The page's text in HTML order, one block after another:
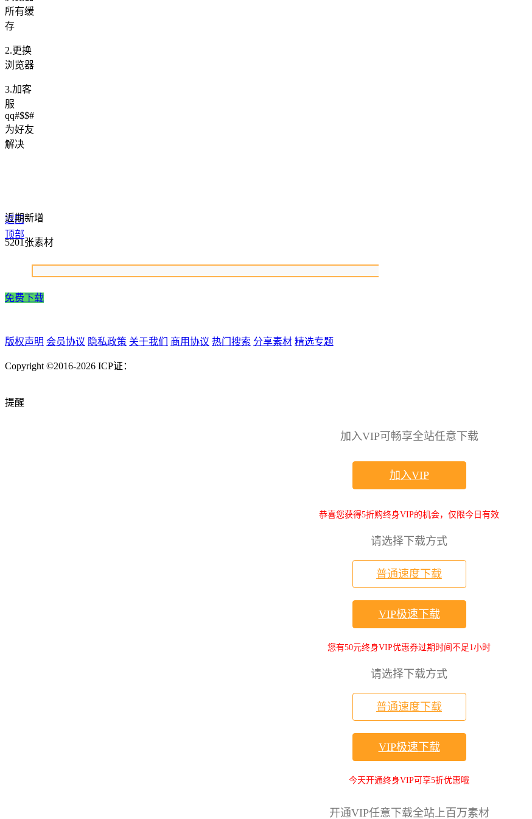
所有缓
存
2.更换
浏览器
3.加客
服
qq#$$#
为好友
解决
返回
顶部
近期新增
5201张素材
免费下载
版权声明 会员协议 隐私政策 关于我们 商用协议 热门搜索 分享素材 精选专题
Copyright ©2016-2026 ICP证：
提醒
加入VIP可畅享全站任意下载
加入VIP
恭喜您获得5折购终身VIP的机会，仅限今日有效
请选择下载方式
普通速度下载
VIP极速下载
您有50元终身VIP优惠券过期时间不足1小时
请选择下载方式
普通速度下载
VIP极速下载
今天开通终身VIP可享5折优惠哦
开通VIP任意下载全站上百万素材